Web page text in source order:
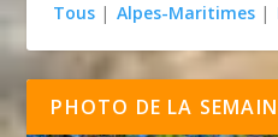
Tous | Alpes-Maritimes |
PHOTO DE LA